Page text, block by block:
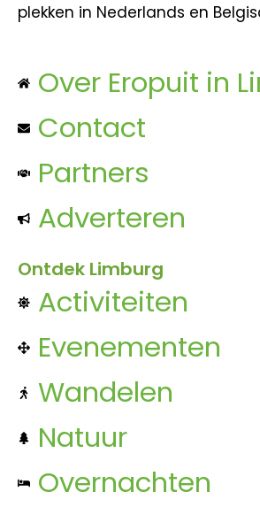
plekken in Nederlands en
Over Eropuit in
Contact
Partners
Adverteren
Ontdek Limburg
Activiteiten
Evenementen
Wandelen
Natuur
Overnachten